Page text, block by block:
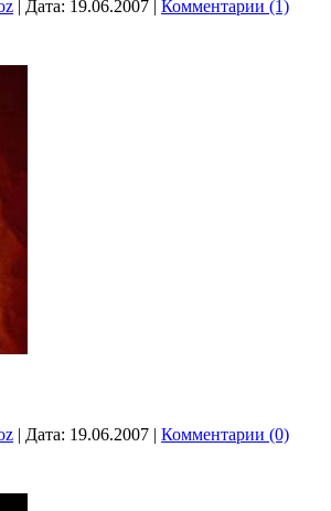
| Дата: 19.06.2007 | Комментарии (1)
| Дата: 19.06.2007 | Комментарии (0)